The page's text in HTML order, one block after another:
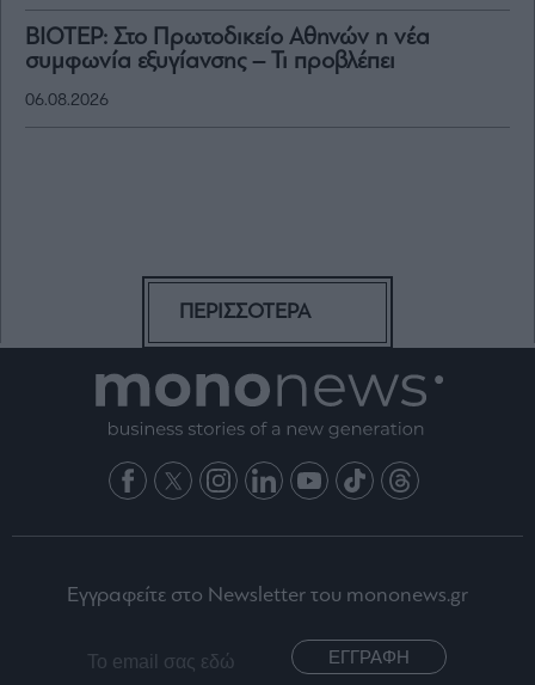
ΒΙΟΤΕΡ: Στο Πρωτοδικείο Αθηνών η νέα
συμφωνία εξυγίανσης – Τι προβλέπει
06.08.2026
ΠΕΡΙΣΣΟΤΕΡΑ
Εγγραφείτε στο Newsletter του mononews.gr
ΕΓΓΡΑΦΗ